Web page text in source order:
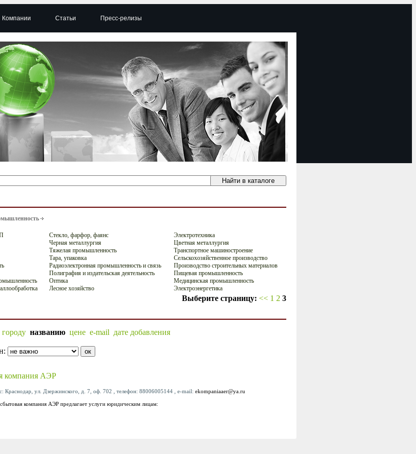
Компании Статьи Пресс-релизы
Стекло, фарфор, фаянс
Электротехника
Черная металлургия
Цветная металлургия
Тяжелая промышленность
Транспортное машиностроение
Тара, упаковка
Сельскохозяйственное производство
Радиоэлектронная промышленность и связь
Производство строительных материалов
Полиграфия и издательская деятельность
Пищевая промышленность
Оптика
Медицинская промышленность
Лесное хозяйство Электроэнергетика
Выберите страницу: << 1 2 3
городу названию цене e-mail дате добавления
компания АЭР
Краснодар, ул. Дзержинского, д. 7, оф. 702 , телефон: 88006005144 , e-mail: ekompaniaaer@ya.ru
компания АЭР предлагает услуги юридическим лицам: